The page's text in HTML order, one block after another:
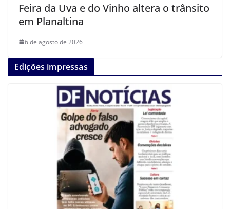
Feira da Uva e do Vinho altera o trânsito
em Planaltina
6 de agosto de 2026
Edições impressas